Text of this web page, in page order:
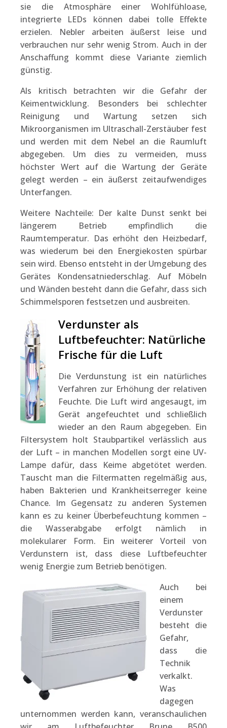
sie die Atmosphäre einer Wohlfühloase,
integrierte LEDs können dabei tolle Effekte
erzielen. Nebler arbeiten äußerst leise und
verbrauchen nur sehr wenig Strom. Auch in der
Anschaffung kommt diese Variante ziemlich
günstig.
Als kritisch betrachten wir die Gefahr der
Keimentwicklung. Besonders bei schlechter
Reinigung und Wartung setzen sich
Mikroorganismen im Ultraschall-Zerstäuber fest
und werden mit dem Nebel an die Raumluft
abgegeben. Um dies zu vermeiden, muss
höchster Wert auf die Wartung der Geräte
gelegt werden – ein äußerst zeitaufwendiges
Unterfangen.
Weitere Nachteile: Der kalte Dunst senkt bei
längerem Betrieb empfindlich die
Raumtemperatur. Das erhöht den Heizbedarf,
was wiederum bei den Energiekosten spürbar
sein wird. Ebenso entsteht in der Umgebung des
Gerätes Kondensatniederschlag. Auf Möbeln
und Wänden besteht dann die Gefahr, dass sich
Schimmelsporen festsetzen und ausbreiten.
Verdunster als
Luftbefeuchter: Natürliche
Frische für die Luft
Die Verdunstung ist ein natürliches
Verfahren zur Erhöhung der relativen
Feuchte. Die Luft wird angesaugt, im
Gerät angefeuchtet und schließlich
wieder an den Raum abgegeben. Ein
Filtersystem holt Staubpartikel verlässlich aus
der Luft – in manchen Modellen sorgt eine UV-
Lampe dafür, dass Keime abgetötet werden.
Tauscht man die Filtermatten regelmäßig aus,
haben Bakterien und Krankheitserreger keine
Chance. Im Gegensatz zu anderen Systemen
kann es zu keiner Überbefeuchtung kommen –
die Wasserabgabe erfolgt nämlich in
molekularer Form. Ein weiterer Vorteil von
Verdunstern ist, dass diese Luftbefeuchter
wenig Energie zum Betrieb benötigen.
Auch bei
einem
Verdunster
besteht die
Gefahr,
dass die
Technik
verkalkt.
Was
dagegen
unternommen werden kann, veranschaulichen